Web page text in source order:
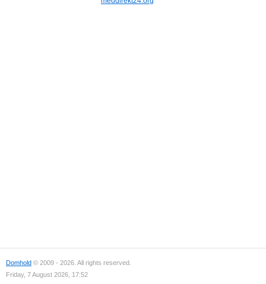
Domhold © 2009 - 2026. All rights reserved.
Friday, 7 August 2026, 17:52